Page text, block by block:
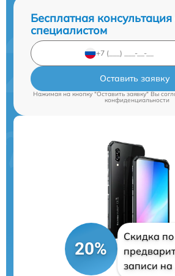
Бесплатная консультация
специалистом
Оставить заявку
Нажимая на кнопку "Оставить заявку" Вы
конфиденциальности
20%
Скидка по
записи на